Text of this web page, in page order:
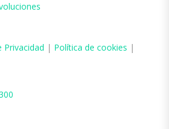
Privacidad | Política de cookies |